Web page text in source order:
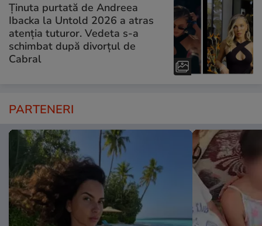
Ținuta purtată de Andreea
Ibacka la Untold 2026 a atras
atenția tuturor. Vedeta s-a
schimbat după divorțul de
Cabral
PARTENERI